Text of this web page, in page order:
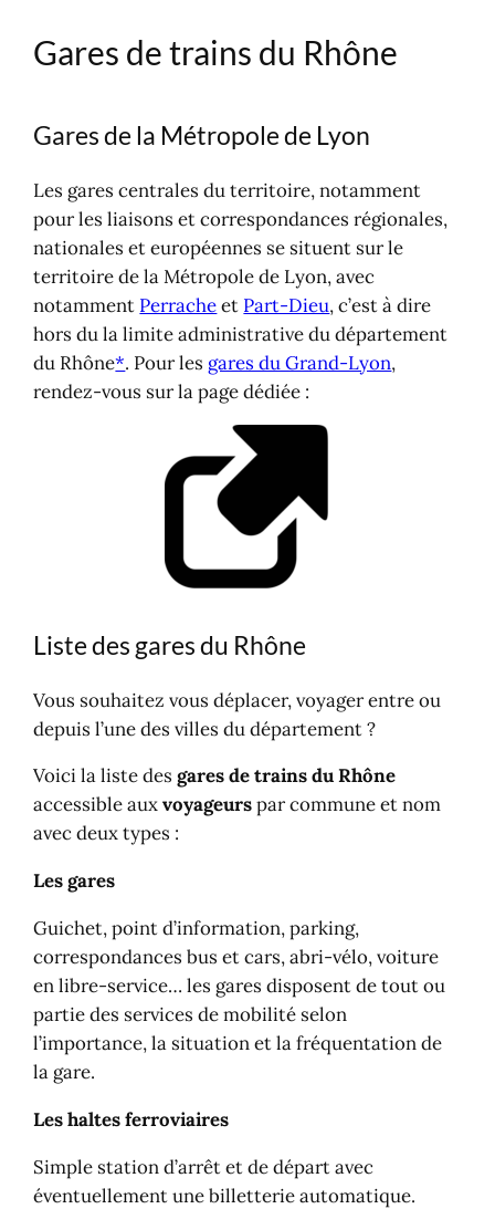
Gares de trains du Rhône
Gares de la Métropole de Lyon
Les gares centrales du territoire, notamment
pour les liaisons et correspondances régionales,
nationales et européennes se situent sur le
territoire de la Métropole de Lyon, avec
notamment Perracheet Part-Dieu, c’est à dire
hors du la limite administrative du département
du Rhône*. Pour les gares du Grand-Lyon,
rendez-vous sur la page dédiée :
Liste des gares du Rhône
Vous souhaitez vous déplacer, voyager entre ou
depuis l’une des villes du département ?
Voici la liste desgares de trains du Rhône
accessible auxvoyageurspar commune et nom
avec deux types :
Les gares
Guichet, point d’information, parking,
correspondances bus et cars, abri-vélo, voiture
en libre-service… les gares disposent de tout ou
partie des services de mobilité selon
l’importance, la situation et la fréquentation de
la gare.
Les haltes ferroviaires
Simple station d’arrêt et de départ avec
éventuellement une billetterie automatique.